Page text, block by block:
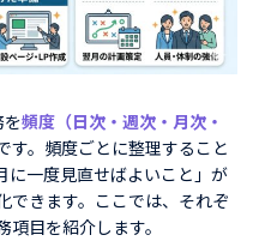
頻度（日次・週次・月次・
す。頻度ごとに整理すること
に一度見直せばよいこと」が
できます。ここでは、それぞ
目を紹介します。